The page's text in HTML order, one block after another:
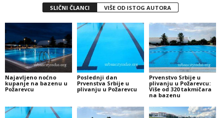
SLIČNI ČLANCI VIŠE OD ISTOG AUTORA
Najavljeno noćno
kupanje na bazenu u
Požarevcu
Poslednji dan
Prvenstva Srbije u
plivanju u Požarevcu
Prvenstvo Srbije u
plivanju u Požarevcu:
Više od 320 takmičara
na bazenu